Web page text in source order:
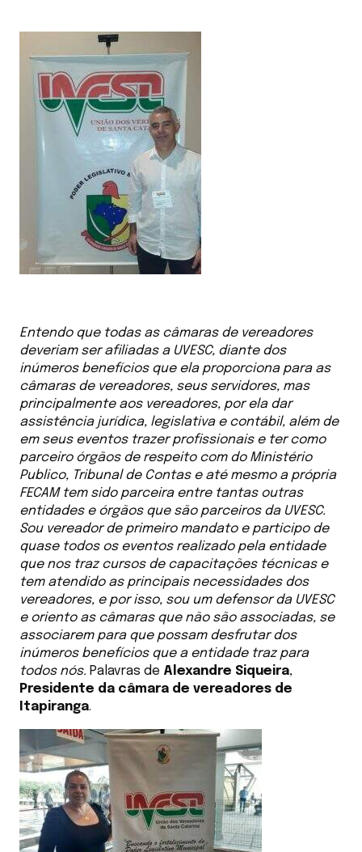
Entendo que todas as câmaras de vereadores
deveriam ser afiliadas a UVESC, diante dos
inúmeros benefícios que ela proporciona para as
câmaras de vereadores, seus servidores, mas
principalmente aos vereadores, por ela dar
assistência jurídica, legislativa e contábil, além de
em seus eventos trazer profissionais e ter como
parceiro órgãos de respeito com do Ministério
Publico, Tribunal de Contas e até mesmo a própria
FECAM tem sido parceira entre tantas outras
entidades e órgãos que são parceiros da UVESC.
Sou vereador de primeiro mandato e participo de
quase todos os eventos realizado pela entidade
que nos traz cursos de capacitações técnicas e
tem atendido as principais necessidades dos
vereadores, e por isso, sou um defensor da UVESC
e oriento as câmaras que não são associadas, se
associarem para que possam desfrutar dos
inúmeros benefícios que a entidade traz para
todos nós. Palavras de Alexandre Siqueira,
Presidente da câmara de vereadores de
Itapiranga.